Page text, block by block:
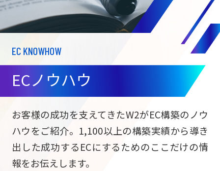
ECサイト構築
サブスク/定期通販
ECサイト構築
FEATURE
導入事例
USEFUL
お役立ち情報
NEWS
ニュース
EC KNOWHOW
ECノウハウ
お客様の成功を支えてきたW2がEC構築のノウ
ハウをご紹介。1,100以上の構築実績から導き
出した成功するECにするためのここだけの情
報をお伝えします。